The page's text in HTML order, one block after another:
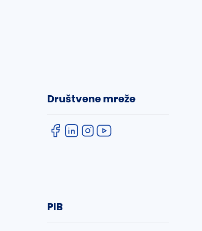
Društvene mreže
PIB